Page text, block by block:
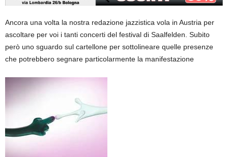
Ancora una volta la nostra redazione jazzistica vola in Austria per
ascoltare per voi i tanti concerti del festival di Saalfelden. Subito
però uno sguardo sul cartellone per sottolineare quelle presenze
che potrebbero segnare particolarmente la manifestazione